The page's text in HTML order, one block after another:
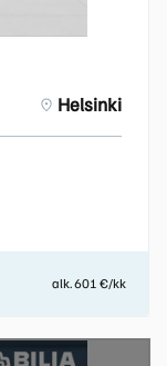
Helsinki
alk. 601 €/kk